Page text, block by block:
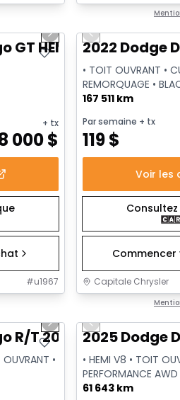
Next slide
HEMI PLUS
+ tx
000$
#u1967
Vidéo disponible
Très bonne offre
Previous slide
2022 Dodge
• TOIT OUVRANT •
REMORQUAGE •
167 511 km
Par semaine + tx
119$
Voir les
Capitale Chrysler
Next slide
R/T 20th Anniversary
OUVRANT •
Vidéo disponible
Très bonne offre
Previous slide
2025 Dodge
• HEMI V8 • TOIT
PERFORMANCE AWD
61 643 km